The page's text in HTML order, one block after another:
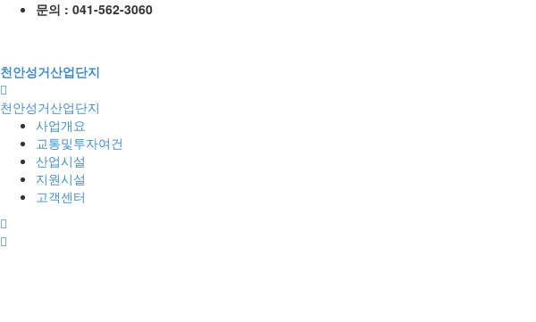
문의 : 041-562-3060
천안성거산업단지
천안성거산업단지
사업개요
교통및투자여건
산업시설
지원시설
고객센터